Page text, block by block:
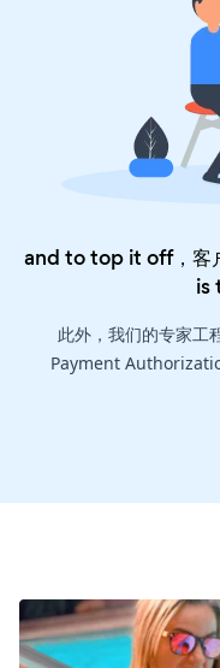
and to top it off，客
is
此外，我们的专家工
Payment